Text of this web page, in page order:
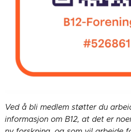
Ved å bli medlem støtter du
informasjon om B12, at det er